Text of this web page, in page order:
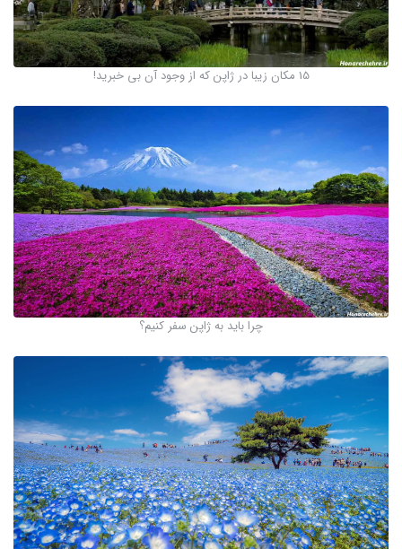
15 مکان زیبا در ژاپن که از وجود آن بی ‌خبرید!
چرا باید به ژاپن سفر کنیم؟